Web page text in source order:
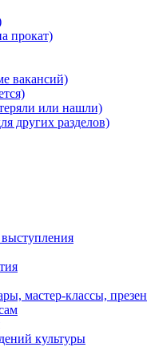
прокат)
вакансий)
или нашли)
других разделов)
мастер-классы,
культуры